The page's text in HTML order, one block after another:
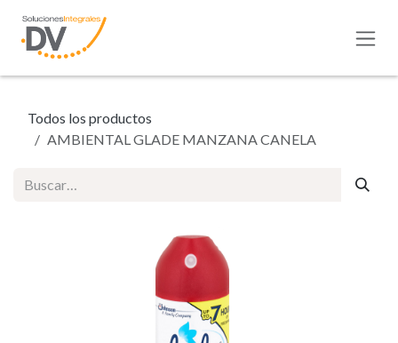
Todos los productos
AMBIENTAL GLADE MANZANA CANELA